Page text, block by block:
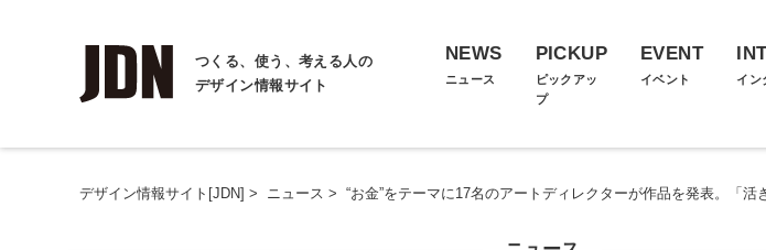
つくる、使う、考える人の
デザイン情報サイト
NEWS
ニュース
PICKUP
ピックアッ
プ
EVENT
イベント イン
デザイン情報サイト[JDN] > ニュース > “お金”をテーマに17名のアートディレクターが作品を発表。「